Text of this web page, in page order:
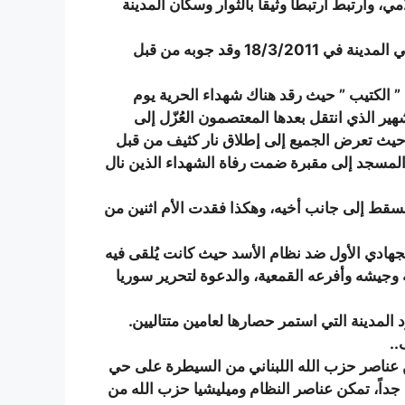
معلمٍ ثوري إسلامي، وارتبط ارتبطاً وثيقاً بالثوار وسكان المدينة
شهد مسجد خالد ابن الوليد باكورة الحراك الثوري السلمي في المدينة في 18/3/2011 وقد جوبه من قبل
” الكتيب ” حيث رقد هناك شهداء الحرية يوم
الذي انتقل بعدها المعتصمون العُزّل إلى
تعرض الجميع إلى إطلاق نار كثيف من قبل
إلى مقبرة ضمت رفاة الشهداء الذين نال
إلى جانب أخيه، وهكذا فقدت الأم اثنين من
إلى المنبر الجهادي الأول ضد نظام الأسد حيث كانت يُلقى فيه
وأفرعه القمعية، والدعوة لتحرير سوريا
التي استمر حصارها لعامين متتاليين.
عناصر حزب الله اللبناني من السيطرة على حي
جداً، تمكن عناصر النظام وميليشيا حزب الله من